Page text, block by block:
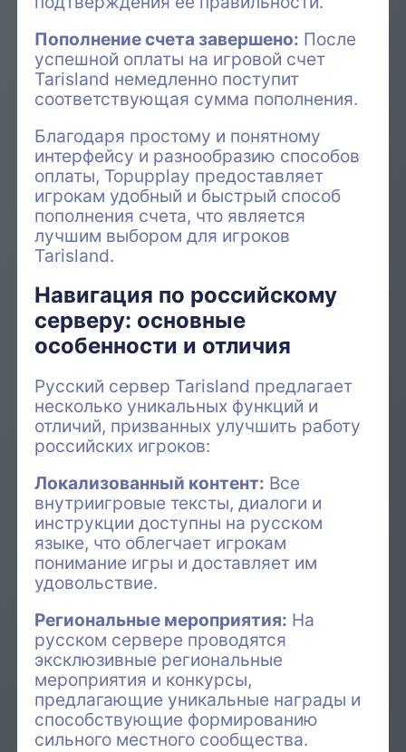
Пополнение счета завершено: После
успешной оплаты на игровой счет
Tarisland немедленно поступит
соответствующая сумма пополнения.
Благодаря простому и понятному
интерфейсу и разнообразию способов
оплаты, Topupplay предоставляет
игрокам удобный и быстрый способ
пополнения счета, что является
лучшим выбором для игроков
Tarisland.
Навигация по российскому
серверу: основные
особенности и отличия
Русский сервер Tarisland предлагает
несколько уникальных функций и
отличий, призванных улучшить работу
российских игроков:
Локализованный контент: Все
внутриигровые тексты, диалоги и
инструкции доступны на русском
языке, что облегчает игрокам
понимание игры и доставляет им
удовольствие.
Региональные мероприятия: На
русском сервере проводятся
эксклюзивные региональные
мероприятия и конкурсы,
предлагающие уникальные награды и
способствующие формированию
сильного местного сообщества.